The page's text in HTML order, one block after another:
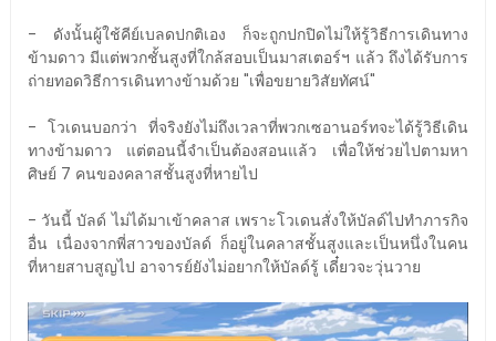
- ดังนั้นผู้ใช้คีย์เบลดปกติเอง ก็จะถูกปกปิดไม่ให้รู้วิธีการเดินทาง
ข้ามดาว มีแต่พวกชั้นสูงที่ใกล้สอบเป็นมาสเตอร์ฯ แล้ว ถึงได้รับการ
ถ่ายทอดวิธีการเดินทางข้ามด้วย "เพื่อขยายวิสัยทัศน์"
- โวเดนบอกว่า ที่จริงยังไม่ถึงเวลาที่พวกเซอานอร์ทจะได้รู้วิธีเดิน
ทางข้ามดาว แต่ตอนนี้จำเป็นต้องสอนแล้ว เพื่อให้ช่วยไปตามหา
ศิษย์ 7 คนของคลาสชั้นสูงที่หายไป
- วันนี้ บัลด์ ไม่ได้มาเข้าคลาส เพราะโวเดนสั่งให้บัลด์ไปทำภารกิจ
อื่น เนื่องจากพี่สาวของบัลด์ ก็อยู่ในคลาสชั้นสูงและเป็นหนึ่งในคน
ที่หายสาบสูญไป อาจารย์ยังไม่อยากให้บัลด์รู้ เดี๋ยวจะวุ่นวาย